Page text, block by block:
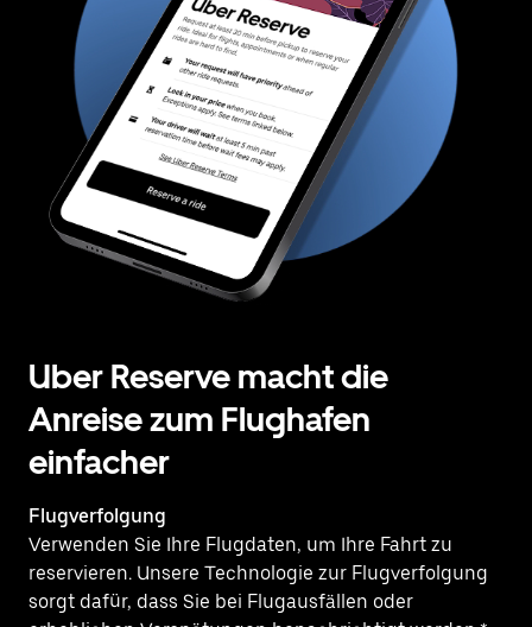
Uber Reserve macht die
Anreise zum Flughafen
einfacher
Flugverfolgung
Verwenden Sie Ihre Flugdaten, um Ihre Fahrt zu
reservieren. Unsere Technologie zur Flugverfolgung
sorgt dafür, dass Sie bei Flugausfällen oder